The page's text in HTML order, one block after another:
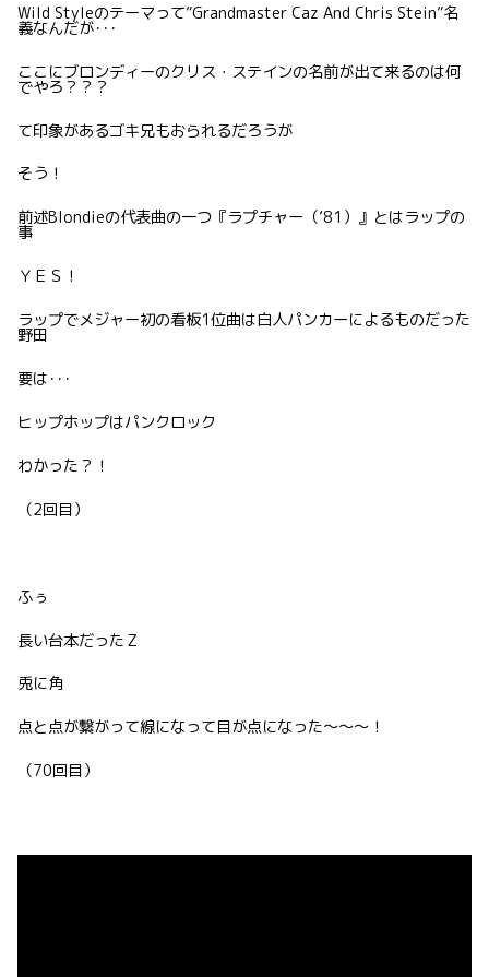
Wild Styleのテーマって”Grandmaster Caz And Chris Stein”名
義なんだが･･･
ここにブロンディーのクリス・ステインの名前が出て来るのは何
でやろ？？？
て印象があるゴキ兄もおられるだろうが
そう！
前述Blondieの代表曲の一つ『ラプチャー（’81）』とはラップの
事
ＹＥＳ！
ラップでメジャー初の看板1位曲は白人パンカーによるものだった
野田
要は･･･
ヒップホップはパンクロック
わかった？！
（2回目）
ふぅ
長い台本だったＺ
兎に角
点と点が繋がって線になって目が点になった〜〜〜！
（70回目）